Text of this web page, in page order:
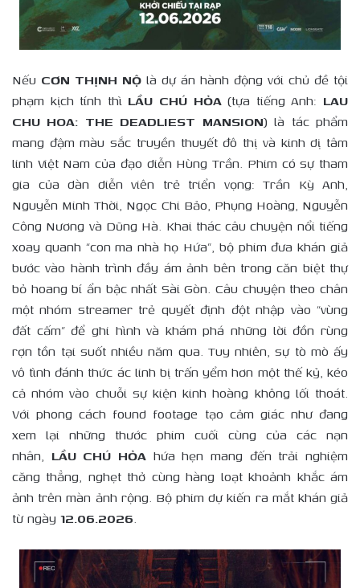
Nếu CƠN THỊNH NỘ là dự án hành động với chủ đề tội
phạm kịch tính thì LẦU CHÚ HỎA(tựa tiếng Anh: LAU
CHU HOA: THE DEADLIEST MANSION) là tác phẩm
mang đậm màu sắc truyền thuyết đô thị và kinh dị tâm
linh Việt Nam của đạo diễn Hùng Trần. Phim có sự tham
gia của dàn diễn viên trẻ triển vọng: Trần Kỳ Anh,
Nguyễn Minh Thời, Ngọc Chi Bảo, Phụng Hoàng, Nguyễn
Công Nương và Dũng Hà. Khai thác câu chuyện nổi tiếng
xoay quanh “con ma nhà họ Hứa”, bộ phim đưa khán giả
bước vào hành trình đầy ám ảnh bên trong căn biệt thự
bỏ hoang bí ẩn bậc nhất Sài Gòn. Câu chuyện theo chân
một nhóm streamer trẻ quyết định đột nhập vào “vùng
đất cấm” để ghi hình và khám phá những lời đồn rùng
rợn tồn tại suốt nhiều năm qua. Tuy nhiên, sự tò mò ấy
vô tình đánh thức ác linh bị trấn yểm hơn một thế kỷ, kéo
cả nhóm vào chuỗi sự kiện kinh hoàng không lối thoát.
Với phong cách found footage tạo cảm giác như đang
xem lại những thước phim cuối cùng của các nạn
nhân, LẦU CHÚ HỎA hứa hẹn mang đến trải nghiệm
căng thẳng, nghẹt thở cùng hàng loạt khoảnh khắc ám
ảnh trên màn ảnh rộng. Bộ phim dự kiến ra mắt khán giả
từ ngày 12.06.2026.